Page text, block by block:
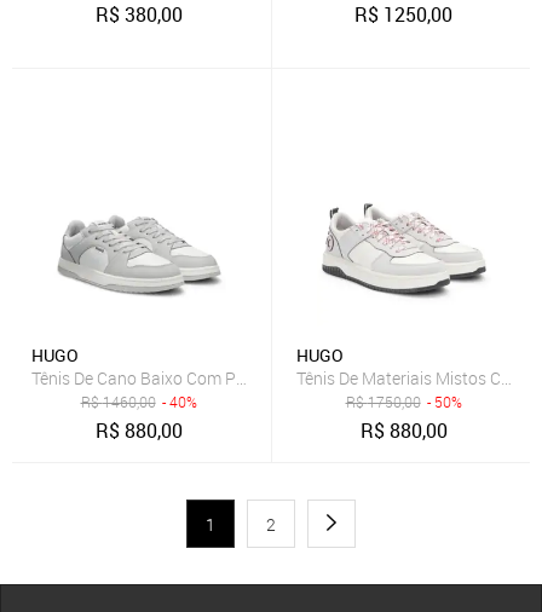
R$380,00 R$ 1250,00
HUGO
Tênis De Cano Baixo Com Pele Sintética
R$1460,00 - 40%
R$880,00
HUGO
Tênis De Materiais Mistos Com
R$1750,00 - 50%
R$880,00
1 2